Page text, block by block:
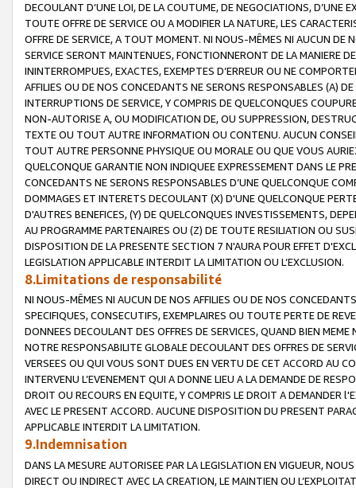
DECOULANT D’UNE LOI, DE LA COUTUME, DE NEGOCIATIONS, D’UNE
TOUTE OFFRE DE SERVICE OU A MODIFIER LA NATURE, LES
OFFRE DE SERVICE, A TOUT MOMENT. NI NOUS-MÊMES NI AUCUN DE
SERVICE SERONT MAINTENUES, FONCTIONNERONT DE LA MANIERE
ININTERROMPUES, EXACTES, EXEMPTES D’ERREUR OU NE
AFFILIES OU DE NOS CONCEDANTS NE SERONS RESPONSABLES (A)
INTERRUPTIONS DE SERVICE, Y COMPRIS DE QUELCONQUES
NON-AUTORISE A, OU MODIFICATION DE, OU SUPPRESSION,
TEXTE OU TOUT AUTRE INFORMATION OU CONTENU. AUCUN
TOUT AUTRE PERSONNE PHYSIQUE OU MORALE OU QUE VOUS
QUELCONQUE GARANTIE NON INDIQUEE EXPRESSEMENT DANS LE
CONCEDANTS NE SERONS RESPONSABLES D’UNE QUELCONQUE
DOMMAGES ET INTERETS DECOULANT (X) D'UNE QUELCONQUE
D'AUTRES BENEFICES, (Y) DE QUELCONQUES INVESTISSEMENTS,
AU PROGRAMME PARTENAIRES OU (Z) DE TOUTE RESILIATION OU
DISPOSITION DE LA PRESENTE SECTION 7 N'AURA POUR EFFET
LEGISLATION APPLICABLE INTERDIT LA LIMITATION OU L’EXCLUSION.
8.Limitations de responsabilité
NI NOUS-MÊMES NI AUCUN DE NOS AFFILIES OU DE NOS
SPECIFIQUES, CONSECUTIFS, EXEMPLAIRES OU TOUTE PERTE DE
DONNEES DECOULANT DES OFFRES DE SERVICES, QUAND BIEN
NOTRE RESPONSABILITE GLOBALE DECOULANT DES OFFRES DE
VERSEES OU QUI VOUS SONT DUES EN VERTU DE CET ACCORD AU
INTERVENU L’EVENEMENT QUI A DONNE LIEU A LA DEMANDE DE
DROIT OU RECOURS EN EQUITE, Y COMPRIS LE DROIT A DEMANDER
AVEC LE PRESENT ACCORD. AUCUNE DISPOSITION DU PRESENT
APPLICABLE INTERDIT LA LIMITATION.
9.Indemnisation
DANS LA MESURE AUTORISEE PAR LA LEGISLATION EN VIGUEUR,
DIRECT OU INDIRECT AVEC LA CREATION, LE MAINTIEN OU